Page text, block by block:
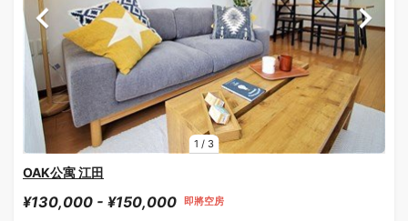
1 / 3
OAK公寓 江田
¥130,000 - ¥150,000 即將空房